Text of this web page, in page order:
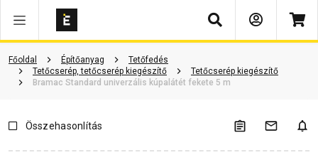
Keresés
Főoldal Építőanyag
Tetőfedés
Tetőcserép, tetőcserép kiegészítő
Tetőcserép kiegészítő
Bramac Standard univerzális kúpalátét fekete 5 m
Vásárlói vélemények Kérdések és válaszok Kapcsolódó cikkek
Összehasonlítás